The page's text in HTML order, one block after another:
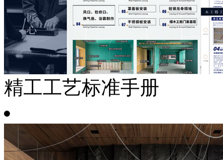
精工工艺标准手册